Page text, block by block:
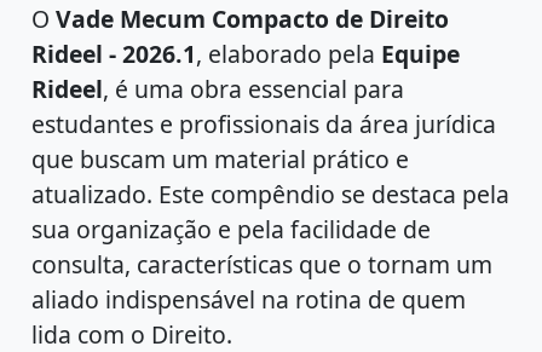
OVade Mecum Compacto de Direito
Rideel - 2026.1, elaborado pela Equipe
Rideel, é uma obra essencial para
estudantes e profissionais da área jurídica
que buscam um material prático e
atualizado. Este compêndio se destaca pela
sua organização e pela facilidade de
consulta, características que o tornam um
aliado indispensável na rotina de quem
lida com o Direito.